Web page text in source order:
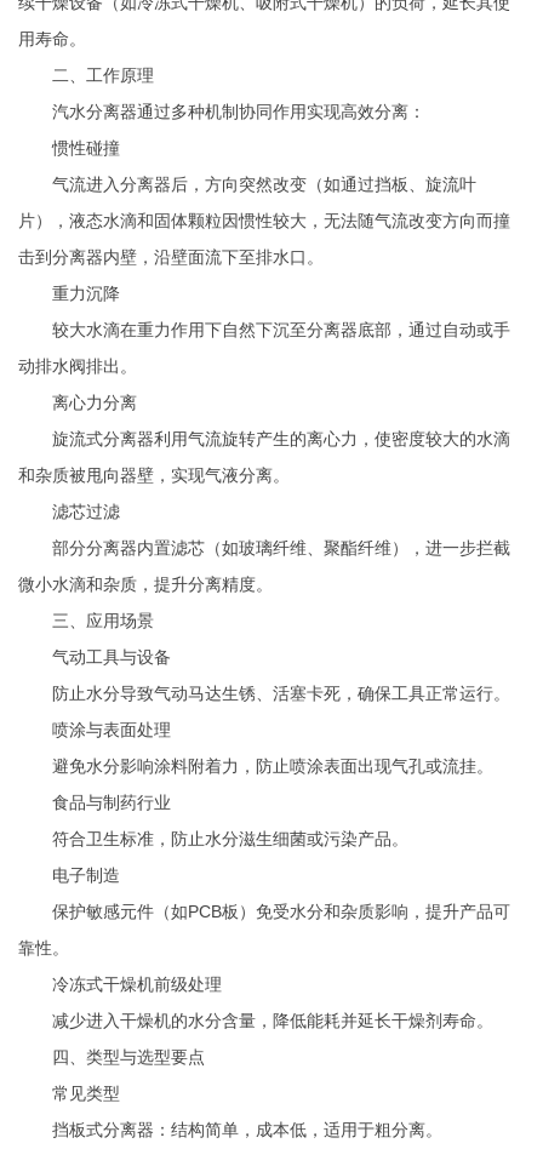
用寿命。
二、工作原理
汽水分离器通过多种机制协同作用实现高效分离：
惯性碰撞
气流进入分离器后，方向突然改变（如通过挡板、旋流叶
片），液态水滴和固体颗粒因惯性较大，无法随气流改变方向而撞
击到分离器内壁，沿壁面流下至排水口。
重力沉降
较大水滴在重力作用下自然下沉至分离器底部，通过自动或手
动排水阀排出。
离心力分离
旋流式分离器利用气流旋转产生的离心力，使密度较大的水滴
和杂质被甩向器壁，实现气液分离。
滤芯过滤
部分分离器内置滤芯（如玻璃纤维、聚酯纤维），进一步拦截
微小水滴和杂质，提升分离精度。
三、应用场景
气动工具与设备
防止水分导致气动马达生锈、活塞卡死，确保工具正常运行。
喷涂与表面处理
避免水分影响涂料附着力，防止喷涂表面出现气孔或流挂。
食品与制药行业
符合卫生标准，防止水分滋生细菌或污染产品。
电子制造
保护敏感元件（如PCB板）免受水分和杂质影响，提升产品可
靠性。
冷冻式干燥机前级处理
减少进入干燥机的水分含量，降低能耗并延长干燥剂寿命。
四、类型与选型要点
常见类型
挡板式分离器：结构简单，成本低，适用于粗分离。